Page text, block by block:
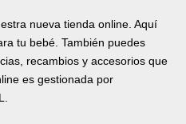
nueva tienda online. Aquí
tu bebé. También puedes
recambios y accesorios que
es gestionada por